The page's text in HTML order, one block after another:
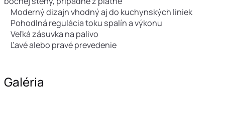
Moderný dizajn vhodný aj do kuchynských liniek
Pohodlná regulácia toku spalín a výkonu
Veľká zásuvka na palivo
Ľavé alebo pravé prevedenie
Galéria